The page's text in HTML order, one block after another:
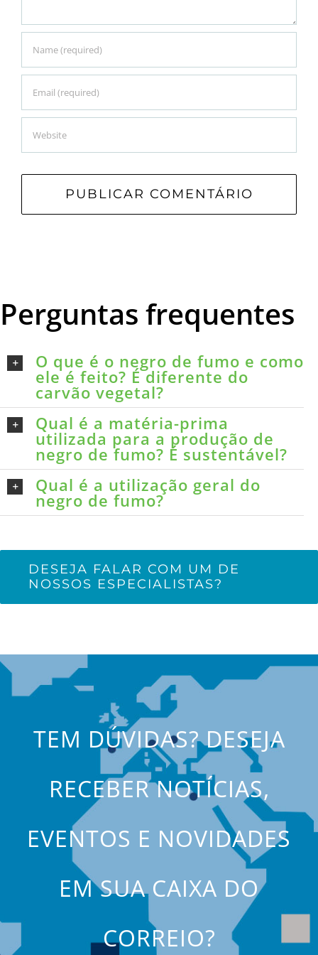
Perguntas frequentes
O que é o negro de fumo e como
ele é feito? É diferente do
carvão vegetal?
Qual é a matéria-prima
utilizada para a produção de
negro de fumo? É sustentável?
Qual é a utilização geral do
negro de fumo?
DESEJA FALAR COM UM DE
NOSSOS ESPECIALISTAS?
TEM DÚVIDAS? DESEJA
RECEBER NOTÍCIAS,
EVENTOS E NOVIDADES
EM SUA CAIXA DO
CORREIO?